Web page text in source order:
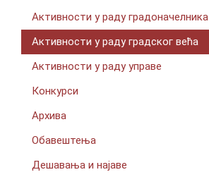
Активности у раду градоначелника
Активности у раду градског већа
Активности у раду управе
Конкурси
Архива
Обавештења
Дешавања и најаве